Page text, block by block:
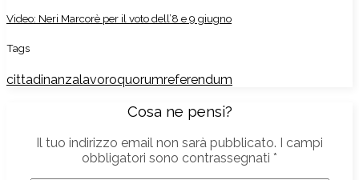
Video: Neri Marcorè per il voto dell’8 e 9 giugno
Tags
cittadinanzalavoroquorumreferendum
Cosa ne pensi?
Il tuo indirizzo email non sarà pubblicato. I campi
obbligatori sono contrassegnati *